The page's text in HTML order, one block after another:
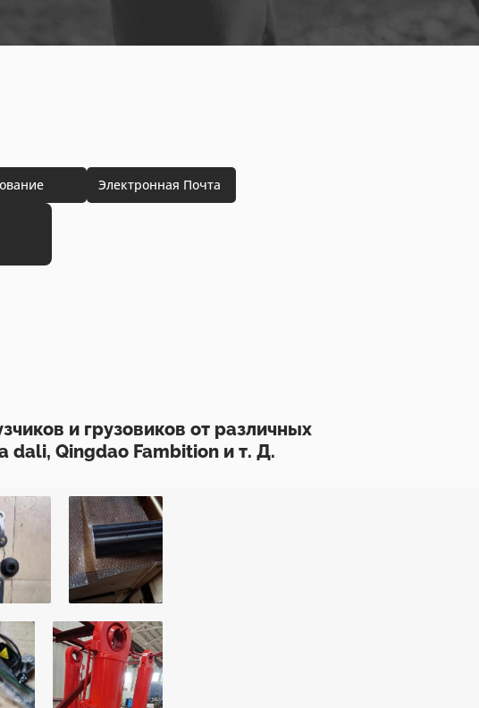
Электронная Почта
и грузовиков от различных
dali, Qingdao Fambition и т. Д.